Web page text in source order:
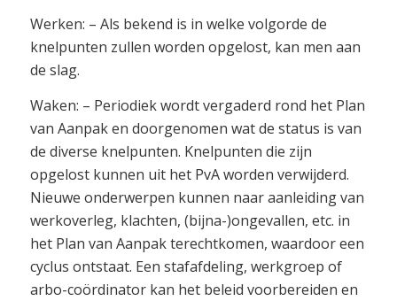
Werken: – Als bekend is in welke volgorde de
knelpunten zullen worden opgelost, kan men aan
de slag.
Waken: – Periodiek wordt vergaderd rond het Plan
van Aanpak en doorgenomen wat de status is van
de diverse knelpunten. Knelpunten die zijn
opgelost kunnen uit het PvA worden verwijderd.
Nieuwe onderwerpen kunnen naar aanleiding van
werkoverleg, klachten, (bijna-)ongevallen, etc. in
het Plan van Aanpak terechtkomen, waardoor een
cyclus ontstaat. Een stafafdeling, werkgroep of
arbo-coördinator kan het beleid voorbereiden en